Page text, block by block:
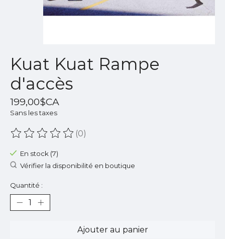
Kuat Kuat Rampe
d'accès
199,00$CA
Sans les taxes
Ce produit est évalué à
(0)
En stock (7)
Vérifier la disponibilité en boutique
Quantité :
Ajouter au panier